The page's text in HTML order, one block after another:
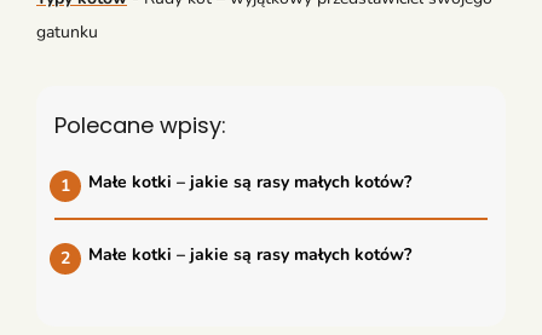
gatunku
Polecane wpisy:
Małe kotki – jakie są rasy małych kotów?
Małe kotki – jakie są rasy małych kotów?